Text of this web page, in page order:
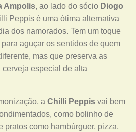
Ampolis, ao lado do sócio Diogo
Peppis é uma ótima alternativa
dos namorados. Tem um toque
aguçar os sentidos de quem
mas que preserva as
especial de alta
a Chilli Peppis vai bem
como bolinho de
pratos como hambúrguer, pizza,